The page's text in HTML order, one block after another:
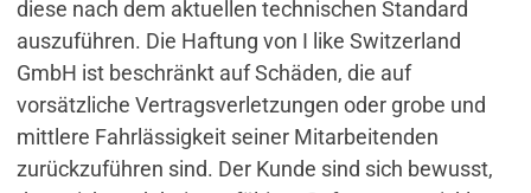
diese nach dem aktuellen technischen Standard
auszuführen. Die Haftung von I like Switzerland
GmbH ist beschränkt auf Schäden, die auf
vorsätzliche Vertragsverletzungen oder grobe und
mittlere Fahrlässigkeit seiner Mitarbeitenden
zurückzuführen sind. Der Kunde sind sich bewusst,